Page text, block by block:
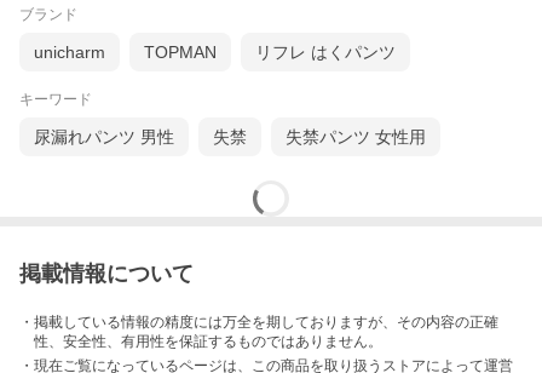
ブランド
unicharm TOPMAN リフレ はくパンツ
キーワード
尿漏れパンツ 男性 失禁 失禁パンツ 女性用
掲載情報について
・掲載している情報の精度には万全を期しておりますが、その内容の正確
性、安全性、有用性を保証するものではありません。
・現在ご覧になっているページは、この商品を取り扱うストアによって運営